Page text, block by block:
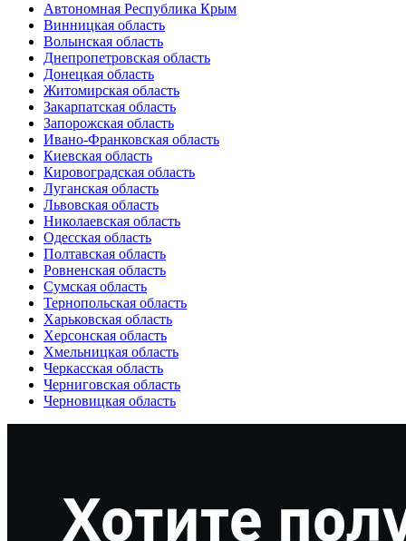
Автономная Республика Крым
Винницкая область
Волынская область
Днепропетровская область
Донецкая область
Житомирская область
Закарпатская область
Запорожская область
Ивано-Франковская область
Киевская область
Кировоградская область
Луганская область
Львовская область
Николаевская область
Одесская область
Полтавская область
Ровненская область
Сумская область
Тернопольская область
Харьковская область
Херсонская область
Хмельницкая область
Черкасская область
Черниговская область
Черновицкая область